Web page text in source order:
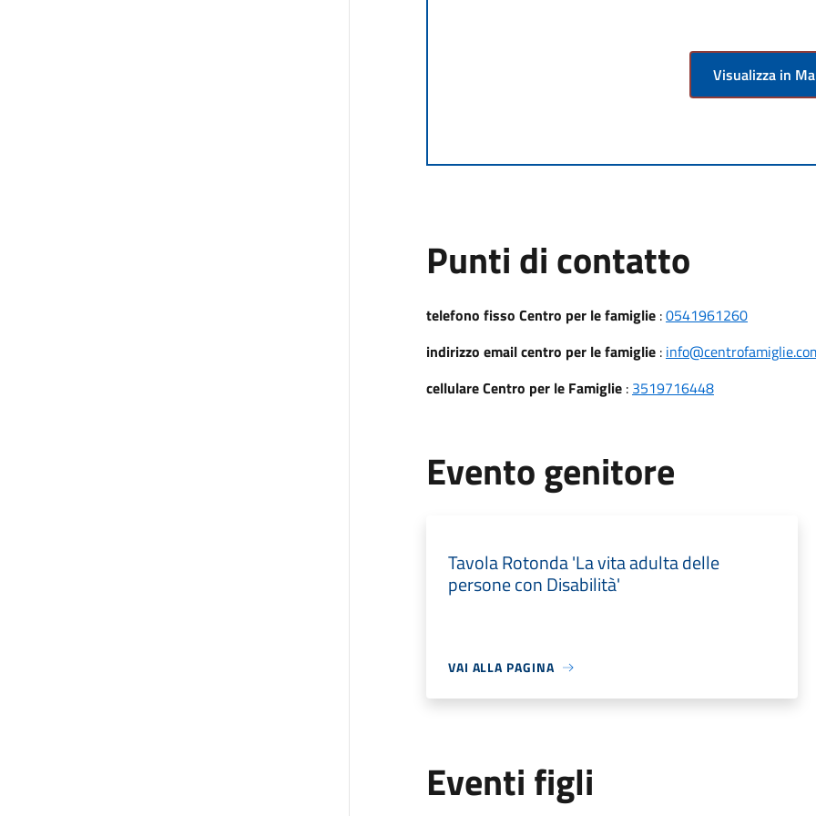
Visualizza in
Punti di contatto
telefono fisso Centro per le famiglie:0541961260
indirizzo email centro per le famiglie:
cellulare Centro per le Famiglie: 3519716448
Evento genitore
Tavola Rotonda 'La vita adulta delle
persone con Disabilità'
VAI ALLA PAGINA
Eventi figli